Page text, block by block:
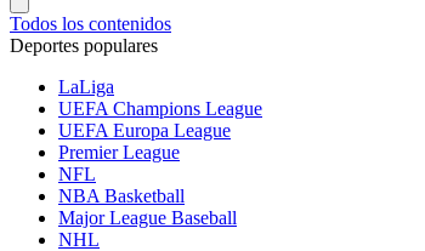
Todos los contenidos
Deportes populares
LaLiga
UEFA Champions League
UEFA Europa League
Premier League
NFL
NBA Basketball
Major League Baseball
NHL